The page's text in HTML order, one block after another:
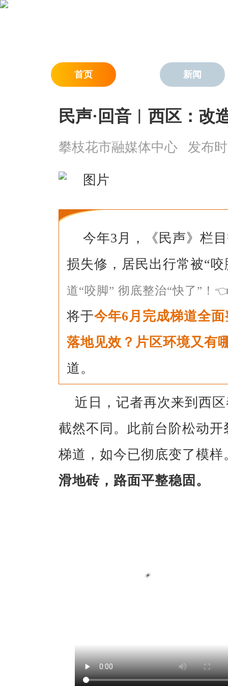
首页 新闻
民声·回音︱西区：改
攀枝花市融媒体中心 发布
今年3月，《民声》栏
损失修，居民出行常被“
道“咬脚” 彻底整治“快了”！
将于今年6月完成梯道全
落地见效？片区环境又有
道。
近日，记者再次来到西
截然不同。此前台阶松动
梯道，如今已彻底变了模样
滑地砖，路面平整稳固。